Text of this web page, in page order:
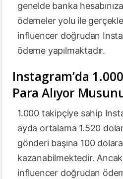
genelde banka
ödemeler yolu ile
influencer doğrudan
ödeme yapılmaktadır.
Instagram’da
Para Alıyor
1.000 takipçiye sahip
ayda ortalama 1.520
gönderi başına 100
kazanabilmektedir.
influencer doğrudan